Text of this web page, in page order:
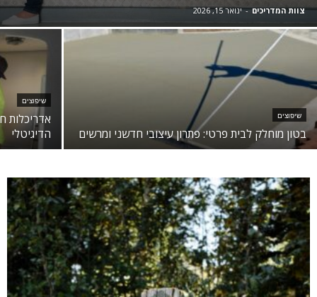
צוות המדריכים - ינואר 15, 2026
שיפוצים
בטון מוחלק לבית פרטי: פתרון עיצובי חדשני ומרשים
שיפוצים
אדריכלות
הדיגיטלי